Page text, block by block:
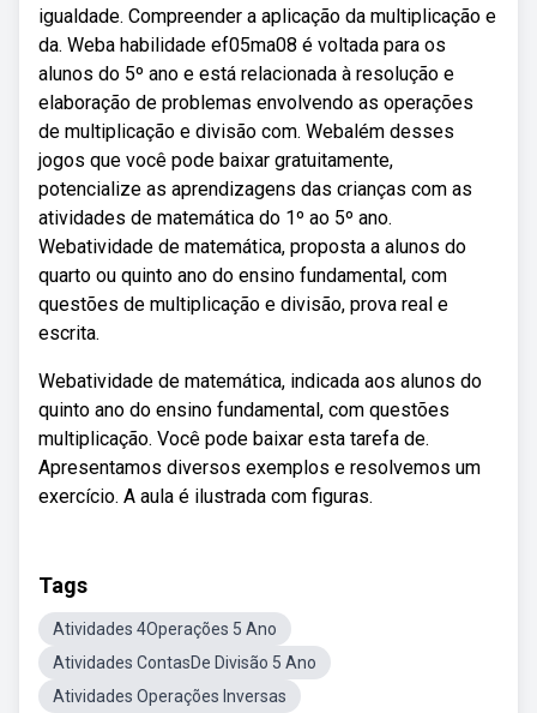
igualdade. Compreender a aplicação da multiplicação e
da. Weba habilidade ef05ma08 é voltada para os
alunos do 5º ano e está relacionada à resolução e
elaboração de problemas envolvendo as operações
de multiplicação e divisão com. Webalém desses
jogos que você pode baixar gratuitamente,
potencialize as aprendizagens das crianças com as
atividades de matemática do 1º ao 5º ano.
Webatividade de matemática, proposta a alunos do
quarto ou quinto ano do ensino fundamental, com
questões de multiplicação e divisão, prova real e
escrita.
Webatividade de matemática, indicada aos alunos do
quinto ano do ensino fundamental, com questões
multiplicação. Você pode baixar esta tarefa de.
Apresentamos diversos exemplos e resolvemos um
exercício. A aula é ilustrada com figuras.
Tags
Atividades 4Operações 5 Ano
Atividades ContasDe Divisão 5 Ano
Atividades Operações Inversas